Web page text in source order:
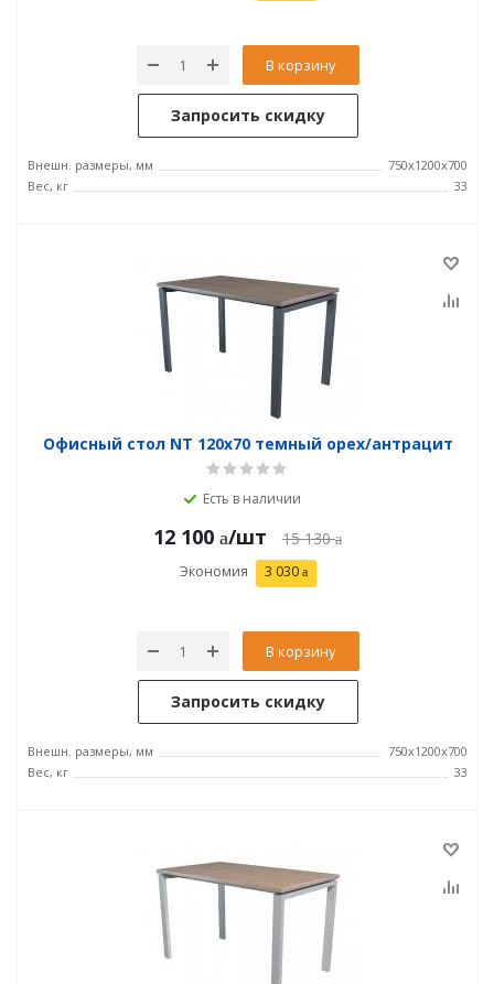
В корзину
Запросить скидку
Внешн. размеры, мм
750x1200x700
Вес, кг
33
Офисный стол NT 120x70 темный орех/антрацит
Есть в наличии
12 100 /шт 15 130
Экономия 3 030
В корзину
Запросить скидку
Внешн. размеры, мм
750x1200x700
Вес, кг
33